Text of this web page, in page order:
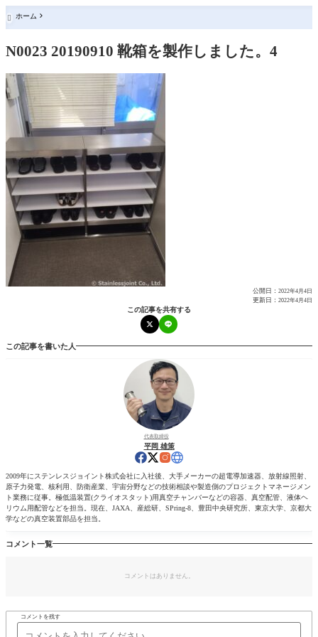
 ホーム
N0023 20190910 靴箱を製作しました。4
公開日： 2022年4月4日
更新日： 2022年4月4日
この記事を共有する
この記事を書いた人
代表取締役
平岡 雄策
2009年にステンレスジョイント株式会社に入社後、大手メーカーの超電導加速器、放射線照射、
原子力発電、核利用、防衛産業、宇宙分野などの技術相談や製造側のプロジェクトマネージメン
ト業務に従事。極低温装置(クライオスタット)用真空チャンバーなどの容器、真空配管、液体ヘ
リウム用配管などを担当。現在、JAXA、産総研、SPring-8、豊田中央研究所、東京大学、京都大
学などの真空装置部品を担当。
コメント一覧
コメントはありません。
コメントを残す